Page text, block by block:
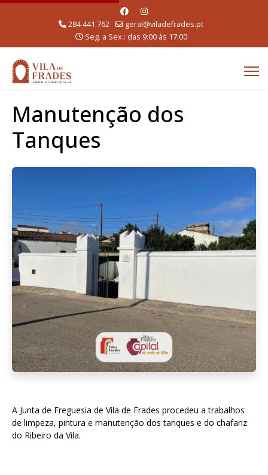
284 441 762
geral@viladefrades.pt
Seg. a Sex.: das 9:00 às 17:00
Manutenção dos
Tanques
A Junta de Freguesia de Vila de Frades procedeu a trabalhos
de limpeza, pintura e manutenção dos tanques e do chafariz
do Ribeiro da Vila.